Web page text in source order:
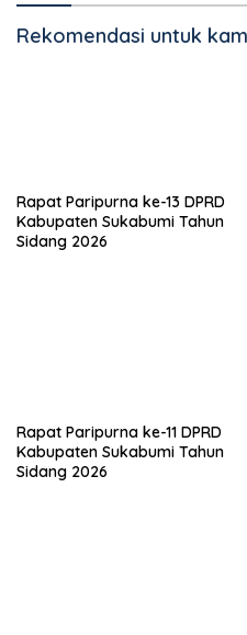
Rekomendasi untuk
Rapat Paripurna ke-13 DPRD
Kabupaten Sukabumi Tahun
Sidang 2026
Rapat Paripurna ke-11 DPRD
Kabupaten Sukabumi Tahun
Sidang 2026